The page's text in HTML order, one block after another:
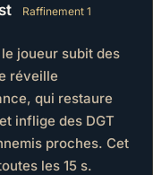
Raffinement 1
joueur subit des
réveille
qui restaure
inflige des DGT
proches. Cet
les 15 s.